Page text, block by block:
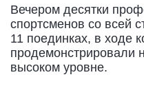
Вечером десятки
спортсменов со всей
11 поединках, в ходе
продемонстрировали
высоком уровне.